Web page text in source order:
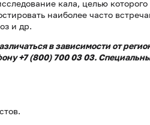
кала, целью
наиболее часто
и др.
в зависимости от
+7 (800) 700 03 03.